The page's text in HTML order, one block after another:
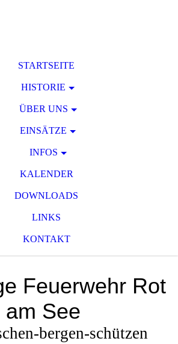
STARTSEITE
HISTORIE
ÜBER UNS
EINSÄTZE
INFOS
KALENDER
DOWNLOADS
LINKS
KONTAKT
Feuerwehr Rot
am See
bergen-schützen